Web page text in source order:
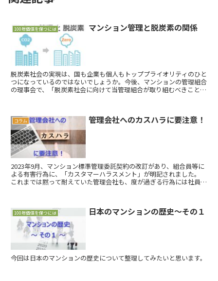
100年価値を保つには マンション管理と脱炭素の関係
脱炭素社会の実現は、国も企業も個人もトッププライオリティのひと
つになっているのではないでしょうか。今後、マンションの管理組合
の理事会で、「脱炭素社会に向けて当管理組合が取り組むべきこと」
コラム 管理会社へのカスハラに要注意！
2023年9月、マンション標準管理委託契約の改訂があり、組合員等に
よる有害行為に、「カスタマーハラスメント」が明記されました。
これまでは黙って耐えていた管理会社も、度が過ぎる行為には社員を
100年価値を保つには 日本のマンションの歴史～その１
今回は日本のマンションの歴史について整理してみたいと思います。